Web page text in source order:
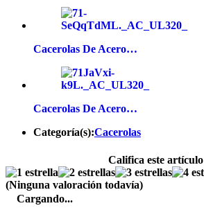
Cacerolas De Acero…
Cacerolas De Acero…
Categoría(s):Cacerolas
Califica este artículo
(Ninguna valoración todavía)
Cargando...